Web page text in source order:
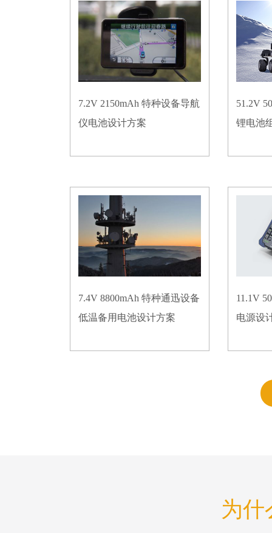
7.2V 2150mAh 特种设备导航
仪电池设计方案
51.2V
锂电池
7.4V 8800mAh 特种通迅设备
低温备用电池设计方案
11.1V
电源设
为什